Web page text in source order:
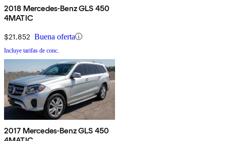
2018 Mercedes-Benz GLS 450
4MATIC
$21,852 Buena oferta
Incluye tarifas de conc.
2017 Mercedes-Benz GLS 450